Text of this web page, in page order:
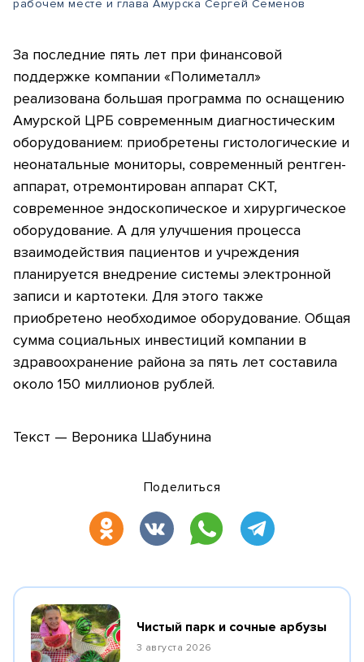
рабочем месте и глава Амурска Сергей Семенов
За последние пять лет при финансовой
поддержке компании «Полиметалл»
реализована большая программа по оснащению
Амурской ЦРБ современным диагностическим
оборудованием: приобретены гистологические и
неонатальные мониторы, современный рентген-
аппарат, отремонтирован аппарат СКТ,
современное эндоскопическое и хирургическое
оборудование. А для улучшения процесса
взаимодействия пациентов и учреждения
планируется внедрение системы электронной
записи и картотеки. Для этого также
приобретено необходимое оборудование. Общая
сумма социальных инвестиций компании в
здравоохранение района за пять лет составила
около 150 миллионов рублей.
Текст — Вероника Шабунина
Поделиться
Чистый парк и сочные арбузы
3 августа 2026